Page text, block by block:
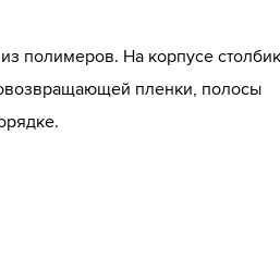
полимеров. На корпусе
пленки, полосы